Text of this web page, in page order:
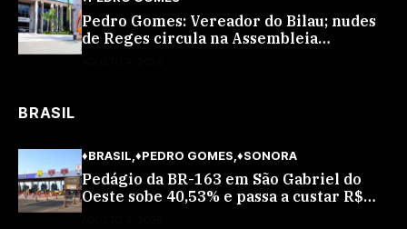
Pedro Gomes: Vereador do Bilau; nudes
de Reges circula na Assembleia
BRASIL
♦BRASIL ♦PEDRO GOMES ♦SONORA
Pedágio da BR-163 em São Gabriel do
Oeste sobe 40,53% e passa a custar R$